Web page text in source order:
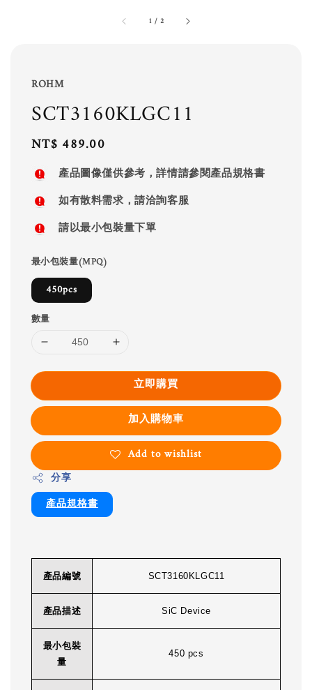
1 / 2
ROHM
SCT3160KLGC11
Regular
price
NT$ 489.00
產品圖像僅供參考，詳情請參閱產品規格書
如有散料需求，請洽詢客服
請以最小包裝量下單
最小包裝量(MPQ)
450pcs
數量
立即購買
加入購物車
Add to wishlist
分享
產品規格書
產品編號 SCT3160KLGC11
產品描述 SiC Device
最小包裝
量
450 pcs